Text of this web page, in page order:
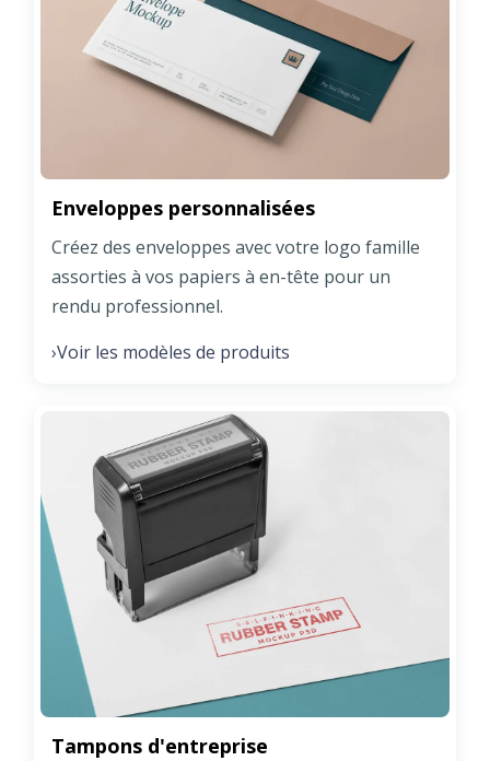
Enveloppes personnalisées
Créez des enveloppes avec votre logo famille
assorties à vos papiers à en-tête pour un
rendu professionnel.
›Voir les modèles de produits
Tampons d'entreprise